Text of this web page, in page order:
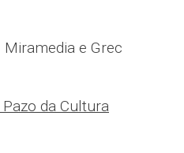
Miramedia e Grec
da Cultura